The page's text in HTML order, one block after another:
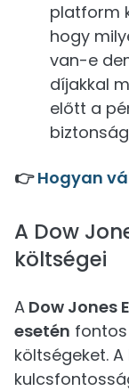
platform
hogy
van-e
díjakkal
előtt a
👉Hogyan
A Dow
költségei
A Dow Jones
esetén
költségeket.